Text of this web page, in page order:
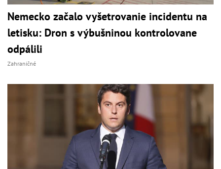
Nemecko začalo vyšetrovanie incidentu na
letisku: Dron s výbušninou kontrolovane
odpálili
Zahraničné